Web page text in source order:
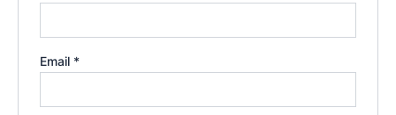
Email *